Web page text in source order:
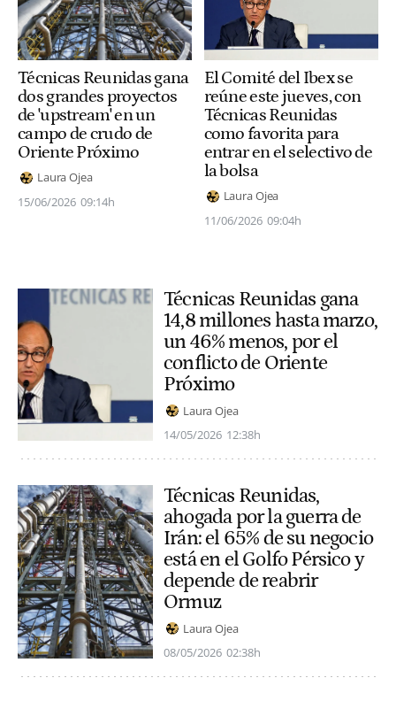
Técnicas Reunidas gana
dos grandes proyectos
de 'upstream' en un
campo de crudo de
Oriente Próximo
Laura Ojea
15/06/2026 09:14h
El Comité del Ibex se
reúne este jueves, con
Técnicas Reunidas
como favorita para
entrar en el selectivo de
la bolsa
Laura Ojea
11/06/2026 09:04h
Técnicas Reunidas gana
14,8 millones hasta marzo,
un 46% menos, por el
conflicto de Oriente
Próximo
Laura Ojea
14/05/2026 12:38h
Técnicas Reunidas,
ahogada por la guerra de
Irán: el 65% de su negocio
está en el Golfo Pérsico y
depende de reabrir
Ormuz
Laura Ojea
08/05/2026 02:38h